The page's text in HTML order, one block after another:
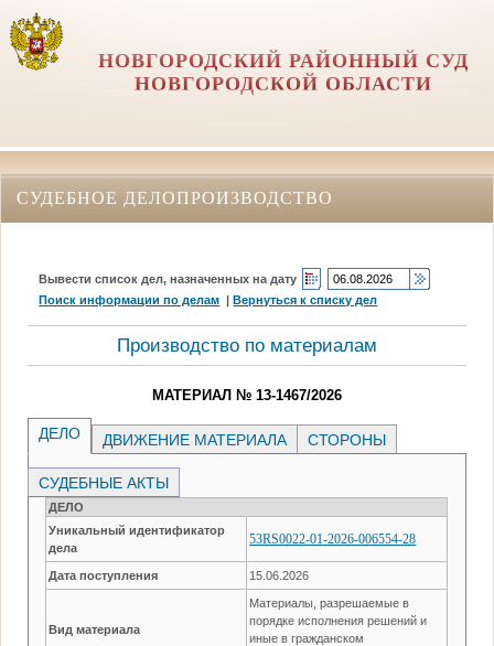
НОВГОРОДСКИЙ РАЙОННЫЙ СУД
НОВГОРОДСКОЙ ОБЛАСТИ
СУДЕБНОЕ ДЕЛОПРОИЗВОДСТВО
Вывести список дел, назначенных на дату
Поиск информации по делам |Вернуться к списку дел
Производство по материалам
МАТЕРИАЛ № 13-1467/2026
ДЕЛО ДВИЖЕНИЕ МАТЕРИАЛА СТОРОНЫ
СУДЕБНЫЕ АКТЫ
ДЕЛО
Уникальный идентификатор
дела
53RS0022-01-2026-006554-28
Дата поступления 15.06.2026
Вид материала
Материалы, разрешаемые в
порядке исполнения решений и
иные в гражданском